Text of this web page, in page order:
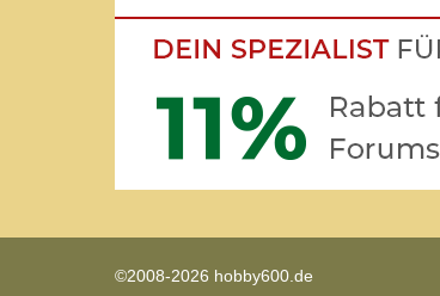
©2008-2026 hobby600.de